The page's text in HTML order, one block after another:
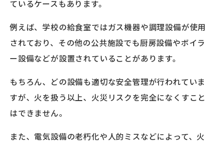
ているケースもあります。
例えば、学校の給食室ではガス機器や調理設備が使用
されており、その他の公共施設でも厨房設備やボイラ
ー設備などが設置されていることがあります。
もちろん、どの設備も適切な安全管理が行われていま
すが、火を扱う以上、火災リスクを完全になくすこと
はできません。
また、電気設備の老朽化や人的ミスなどによって、火